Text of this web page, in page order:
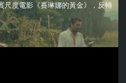
尺度電影《賽琳娜的黃金》，反轉